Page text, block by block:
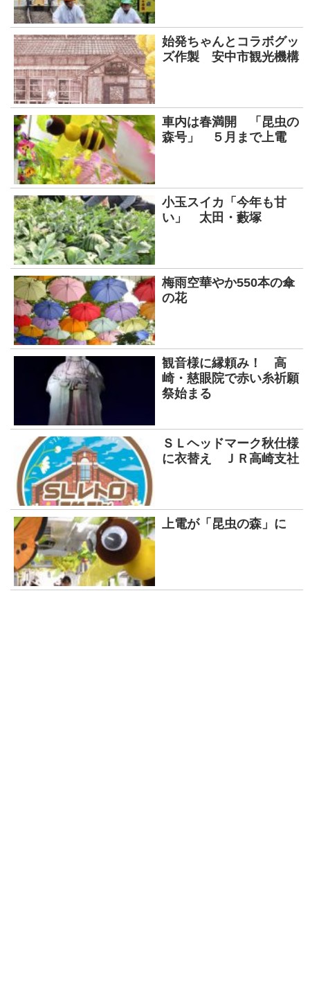
始発ちゃんとコラボグッ
ズ作製 安中市観光機構
車内は春満開 「昆虫の
森号」 ５月まで上電
小玉スイカ「今年も甘
い」 太田・藪塚
梅雨空華やか550本の傘
の花
観音様に縁頼み！ 高
崎・慈眼院で赤い糸祈願
祭始まる
ＳＬヘッドマーク秋仕様
に衣替え ＪＲ高崎支社
上電が「昆虫の森」に